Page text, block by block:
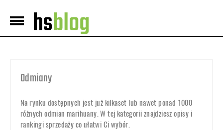
Odmiany
Na rynku dostępnych jest już kilkaset lub nawet ponad 1000
różnych odmian marihuany. W tej kategorii znajdziesz opisy i
rankingi sprzedaży co ułatwi Ci wybór.